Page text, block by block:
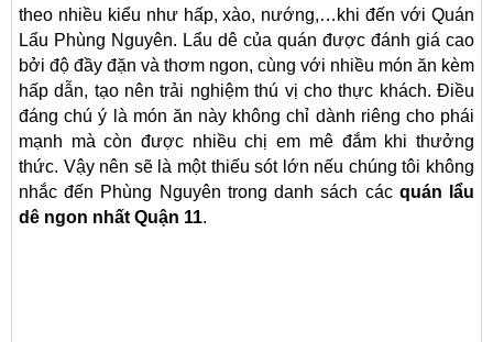
theo nhiều kiểu như hấp, xào, nướng,…khi đến với Quán
Lẩu Phùng Nguyên. Lẩu dê của quán được đánh giá cao
bởi độ đầy đặn và thơm ngon, cùng với nhiều món ăn kèm
hấp dẫn, tạo nên trải nghiệm thú vị cho thực khách. Điều
đáng chú ý là món ăn này không chỉ dành riêng cho phái
mạnh mà còn được nhiều chị em mê đắm khi thưởng
thức. Vậy nên sẽ là một thiếu sót lớn nếu chúng tôi không
nhắc đến Phùng Nguyên trong danh sách cácquán lẩu
dê ngon nhất Quận 11.